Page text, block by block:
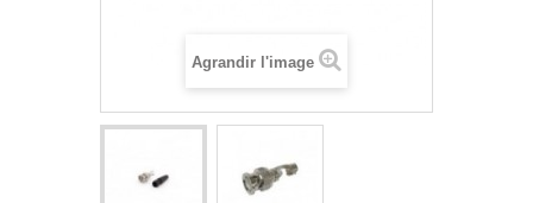
Agrandir l'image